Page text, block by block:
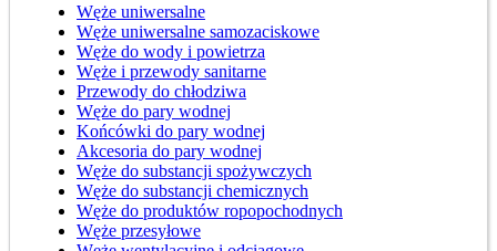
Węże uniwersalne
Węże uniwersalne samozaciskowe
Węże do wody i powietrza
Węże i przewody sanitarne
Przewody do chłodziwa
Węże do pary wodnej
Końcówki do pary wodnej
Akcesoria do pary wodnej
Węże do substancji spożywczych
Węże do substancji chemicznych
Węże do produktów ropopochodnych
Węże przesyłowe